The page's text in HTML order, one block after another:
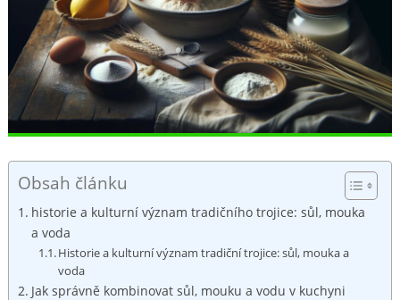
Obsah článku
historie a kulturní význam tradičního trojice: sůl, mouka
a voda
Historie a kulturní význam tradiční trojice: sůl, mouka a
voda
Jak správně kombinovat sůl, mouku a vodu v kuchyni